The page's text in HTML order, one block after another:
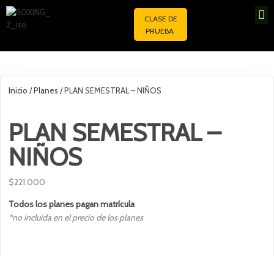
CLASE DE
PRUEBA
Inicio /Planes / PLAN SEMESTRAL – NIÑOS
PLAN SEMESTRAL –
NIÑOS
$221.000
Todos los planes pagan matrícula
*no incluida en el precio de los planes